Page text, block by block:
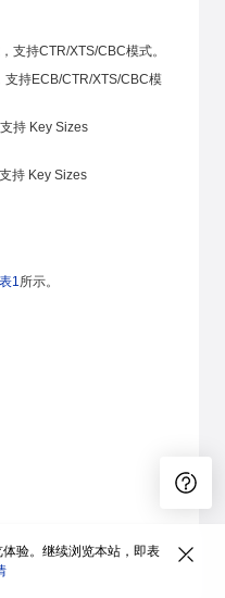
支持CTR/XTS/CBC模式。
持ECB/CTR/XTS/CBC模
持 Key Sizes
持 Key Sizes
表1所示。
验。继续浏览本站，即表